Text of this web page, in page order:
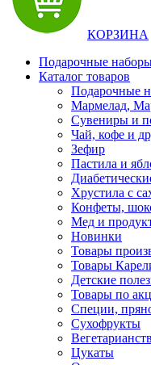
КОРЗИНА
Подарочные
Каталог товаров
Подарочные
Мармелад,
Сувениры и
Чай, кофе и
Зефир
Пастила и
Хрустила с
Конфеты,
Мед и
Новинки
Товары
Товары
Детские
Товары по
Специи,
Сухофрукты
Цукаты